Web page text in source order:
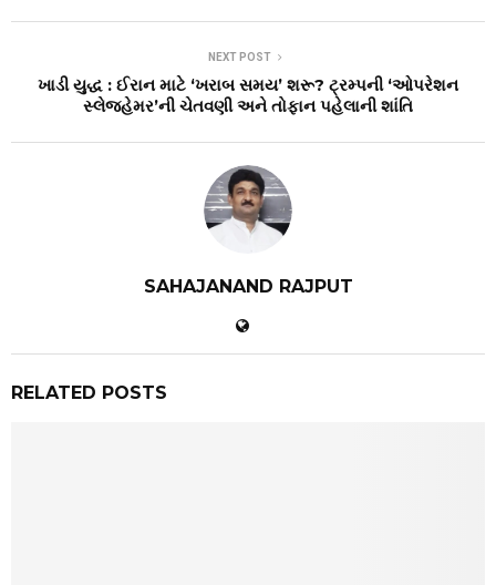
NEXT POST
ખાડી યુદ્ધ : ઈરાન માટે ‘ખરાબ સમય’ શરૂ? ટ્રમ્પની ‘ઓપરેશન
સ્લેજહેમર’ની ચેતવણી અને તોફાન પહેલાની શાંતિ
SAHAJANAND RAJPUT
RELATED POSTS